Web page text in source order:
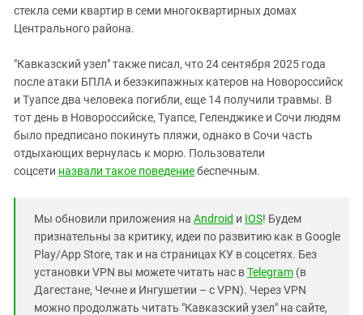
стекла семи квартир в семи многоквартирных домах
Центрального района.
"Кавказский узел" также писал, что 24 сентября 2025 года
после атаки БПЛА и безэкипажных катеров на Новороссийск
и Туапсе два человека погибли, еще 14 получили травмы. В
тот день в Новороссийске, Туапсе, Геленджике и Сочи людям
было предписано покинуть пляжи, однако в Сочи часть
отдыхающих вернулась к морю. Пользователи
соцсети назвали такое поведениебеспечным.
Мы обновили приложения на Android и IOS! Будем
признательны за критику, идеи по развитию как в Google
Play/App Store, так и на страницах КУ в соцсетях. Без
установки VPN вы можете читать нас вTelegram (в
Дагестане, Чечне и Ингушетии – с VPN). Через VPN
можно продолжать читать "Кавказский узел" на сайте,